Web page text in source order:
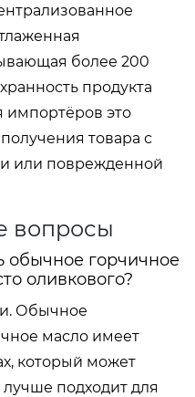
более 200
продукта
импортёров это
товара с
или поврежденной
вопросы
обычное горчичное
оливкового?
Обычное
масло имеет
который может
лучше подходит для